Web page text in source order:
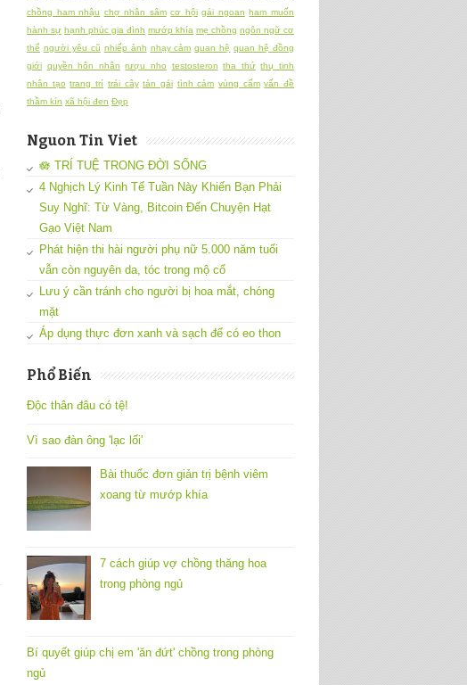
chồng ham nhậu chợ nhân sâm cơ hội gái ngoan ham muốn
hành sự hạnh phúc gia đình mướp khía mẹ chồng ngôn ngữ cơ
thể người yêu cũ nhiếp ảnh nhạy cảm quan hệ quan hệ đồng
giới quyền hôn nhân rượu nho testosteron tha thứ thụ tinh
nhân tạo trang trí trái cây tán gái tình cảm vùng cấm vấn đề
thầm kín xã hội đen Đẹp
Nguon Tin Viet
🪷 TRÍ TUỆ TRONG ĐỜI SỐNG
4 Nghịch Lý Kinh Tế Tuần Này Khiến Bạn Phải
Suy Nghĩ: Từ Vàng, Bitcoin Đến Chuyện Hạt
Gạo Việt Nam
Phát hiện thi hài người phụ nữ 5.000 năm tuổi
vẫn còn nguyên da, tóc trong mộ cổ
Lưu ý cần tránh cho người bị hoa mắt, chóng
mặt
Áp dụng thực đơn xanh và sạch để có eo thon
Phổ Biến
Độc thân đâu có tệ!
Vì sao đàn ông 'lạc lối'
Bài thuốc đơn giản trị bệnh viêm
xoang từ mướp khía
7 cách giúp vợ chồng thăng hoa
trong phòng ngủ
Bí quyết giúp chị em 'ăn đứt' chồng trong phòng
ngủ